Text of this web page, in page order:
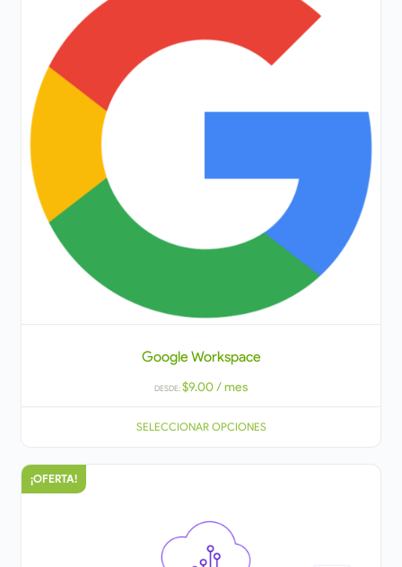
Google Workspace
DESDE:$9.00 / mes
SELECCIONAR OPCIONES
¡OFERTA!